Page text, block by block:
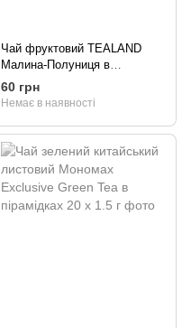
Чай фруктовий TEALAND
Малина-Полуниця в
пірамідках 20 шт/уп (40 г)
60 грн
Немає в наявності